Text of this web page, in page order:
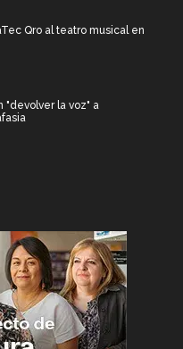
Qro al teatro musical en
"devolver la voz" a